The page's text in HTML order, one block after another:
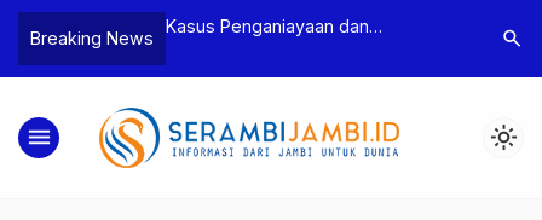
Breaking News
Bea Cukai
Pelaku beserta
dan 146 Gram
Kasus Penganiayaan dan
Tebo Tetapkan Dua Tersangka
Polres
Dua
search
menu light_mode